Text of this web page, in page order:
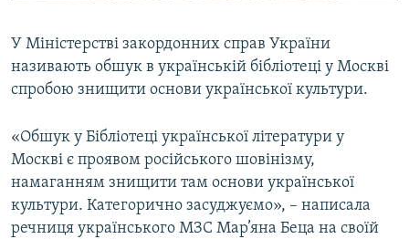
У Міністерстві закордонних справ України
називають обшук в українській бібліотеці у Москві
спробою знищити основи української культури.
«Обшук у Бібліотеці української літератури у
Москві є проявом російського шовінізму,
намаганням знищити там основи української
культури. Категорично засуджуємо», – написала
речниця українського МЗС Мар’яна Беца на своїй